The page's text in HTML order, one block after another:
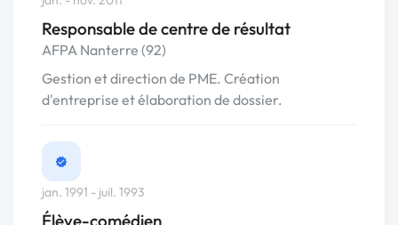
Responsable de centre de résultat
AFPA Nanterre (92)
Gestion et direction de PME. Création
d'entreprise et élaboration de dossier.
jan. 1991 - juil. 1993
Élève-comédien